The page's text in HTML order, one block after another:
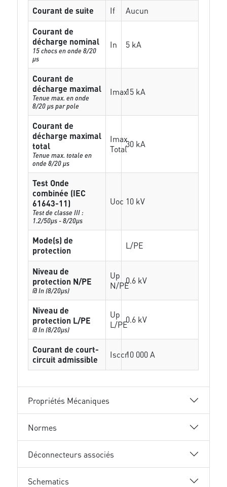
Courant de suite If
Aucun
Courant de
décharge nominal
15 chocs en onde 8/20
µs
In 5 kA
Courant de
décharge maximal
Tenue max. en onde
8/20 µs par pole
Imax15 kA
Courant de
décharge maximal
total
Tenue max. totale en
onde 8/20 µs
Imax
Total30 kA
Test Onde
combinée (IEC
61643-11)
Test de classe III :
1.2/50µs - 8/20µs
Uoc 10 kV
Mode(s) de
protection
L/PE
Niveau de
protection N/PE
@ In (8/20µs)
Up
N/PE0.6 kV
Niveau de
protection L/PE
@ In (8/20µs)
Up
L/PE0.6 kV
Courant de court-
circuit admissible
Isccr10 000 A
Propriétés Mécaniques
Normes
Déconnecteurs associés
Schematics